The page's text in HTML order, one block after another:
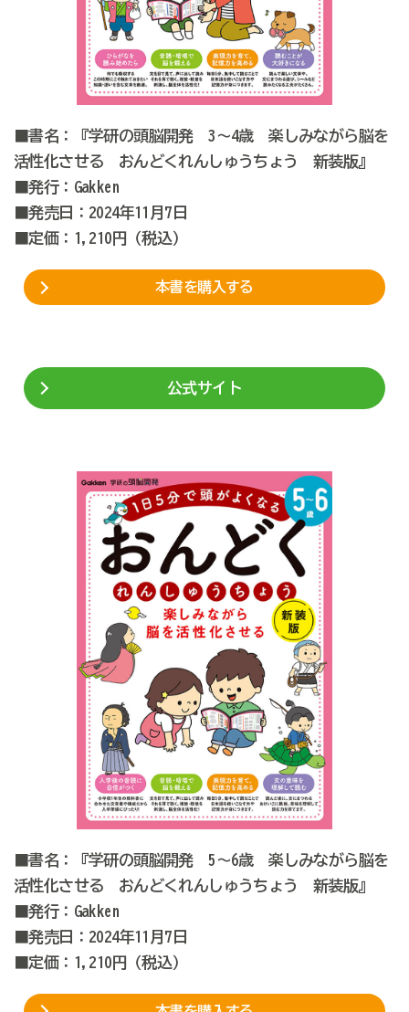
■書名：『学研の頭脳開発 3～4歳 楽しみながら脳を
活性化させる おんどくれんしゅうちょう 新装版』
■発行：Gakken
■発売日：2024年11月7日
■定価：1,210円（税込）
本書を購入する
公式サイト
■書名：『学研の頭脳開発 5～6歳 楽しみながら脳を
活性化させる おんどくれんしゅうちょう 新装版』
■発行：Gakken
■発売日：2024年11月7日
■定価：1,210円（税込）